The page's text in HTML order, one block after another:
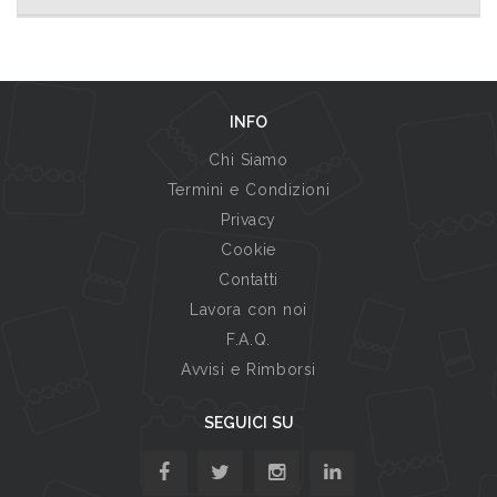
INFO
Chi Siamo
Termini e Condizioni
Privacy
Cookie
Contatti
Lavora con noi
F.A.Q.
Avvisi e Rimborsi
SEGUICI SU